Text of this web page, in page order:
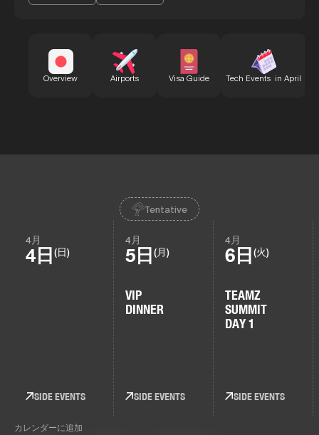
Overview Airports Visa Guide Tech Events in April
Tentative
4月
4日 (日)
SIDE EVENTS
4月
5日 (月)
VIP
DINNER
SIDE EVENTS
4月
6日 (火)
TEAMZ
SUMMIT
DAY 1
SIDE EVENTS
カレンダーに追加